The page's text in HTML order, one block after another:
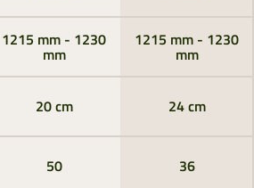
1215 mm - 1230
mm
1215 mm - 1230
mm
20 cm 24 cm
50 36